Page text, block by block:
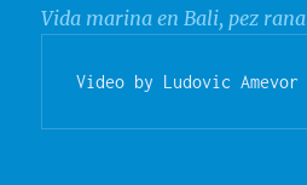
Vida marina en Bali, pez rana
Video by Ludovic Amevor